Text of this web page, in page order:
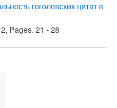
гоголевских цитат в
Pages. 21 - 28